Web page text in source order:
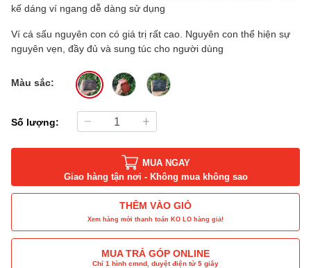
kế dáng ví ngang dễ dàng sử dụng
Ví cá sấu nguyên con có giá trị rất cao. Nguyên con thể hiện sự
nguyên vẹn, đầy đủ và sung túc cho người dùng
Màu sắc:
Số lượng:
MUA NGAY
Giao hàng tận nơi - Không mua không sao
THÊM VÀO GIỎ
Xem hàng mới thanh toán KO LO hàng giả!
MUA TRẢ GÓP ONLINE
Chỉ 1 hình cmnd, duyệt điện tử 5 giây